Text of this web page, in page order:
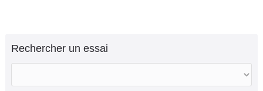
Rechercher un essai